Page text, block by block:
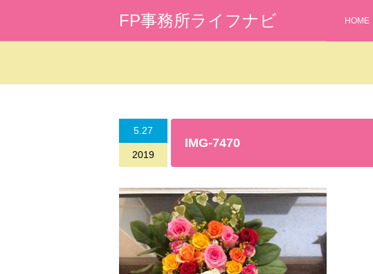
FP事務所ライフナビ HOME
5.27
2019
IMG-7470